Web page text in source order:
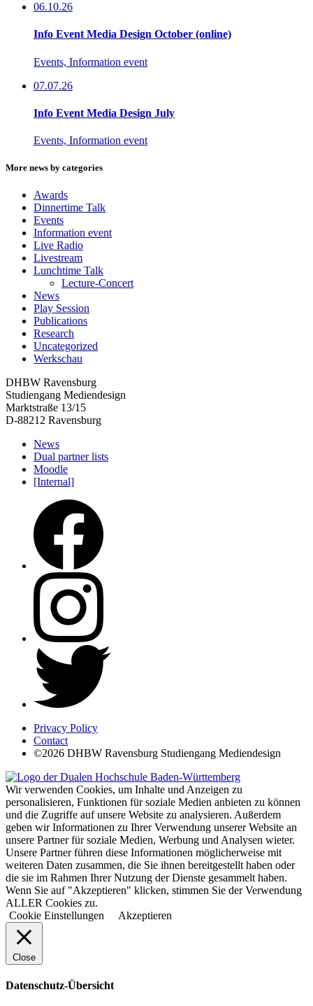
06.10.26
Info Event Media Design October (online)
Events, Information event
07.07.26
Info Event Media Design July
Events, Information event
More news by categories
Awards
Dinnertime Talk
Events
Information event
Live Radio
Livestream
Lunchtime Talk
Lecture-Concert
News
Play Session
Publications
Research
Uncategorized
Werkschau
DHBW Ravensburg
Studiengang Mediendesign
Marktstraße 13/15
D-88212 Ravensburg
News
Dual partner lists
Moodle
[Internal]
Privacy Policy
Contact
©2026 DHBW Ravensburg Studiengang Mediendesign
Wir verwenden Cookies, um Inhalte und Anzeigen zu
personalisieren, Funktionen für soziale Medien anbieten zu können
und die Zugriffe auf unsere Website zu analysieren. Außerdem
geben wir Informationen zu Ihrer Verwendung unserer Website an
unsere Partner für soziale Medien, Werbung und Analysen wieter.
Unsere Partner führen diese Informationen möglicherweise mit
weiteren Daten zusammen, die Sie ihnen bereitgestellt haben oder
die sie im Rahmen Ihrer Nutzung der Dienste gesammelt haben.
Wenn Sie auf "Akzeptieren" klicken, stimmen Sie der Verwendung
ALLER Cookies zu.
Cookie Einstellungen
Akzeptieren
Close
Datenschutz-Übersicht